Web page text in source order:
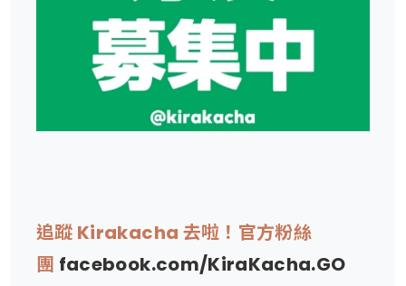
追蹤 Kirakacha 去啦！官方粉絲
團 facebook.com/KiraKacha.GO